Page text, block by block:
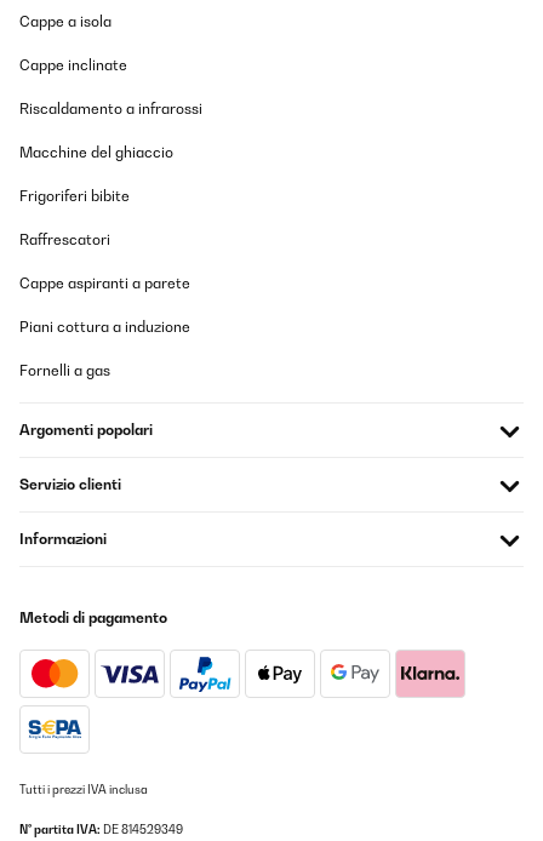
Cappe a isola
Cappe inclinate
Riscaldamento a infrarossi
Macchine del ghiaccio
Frigoriferi bibite
Raffrescatori
Cappe aspiranti a parete
Piani cottura a induzione
Fornelli a gas
Argomenti popolari
Servizio clienti
Informazioni
Metodi di pagamento
Tutti i prezzi IVA inclusa
N° partita IVA: DE 814529349